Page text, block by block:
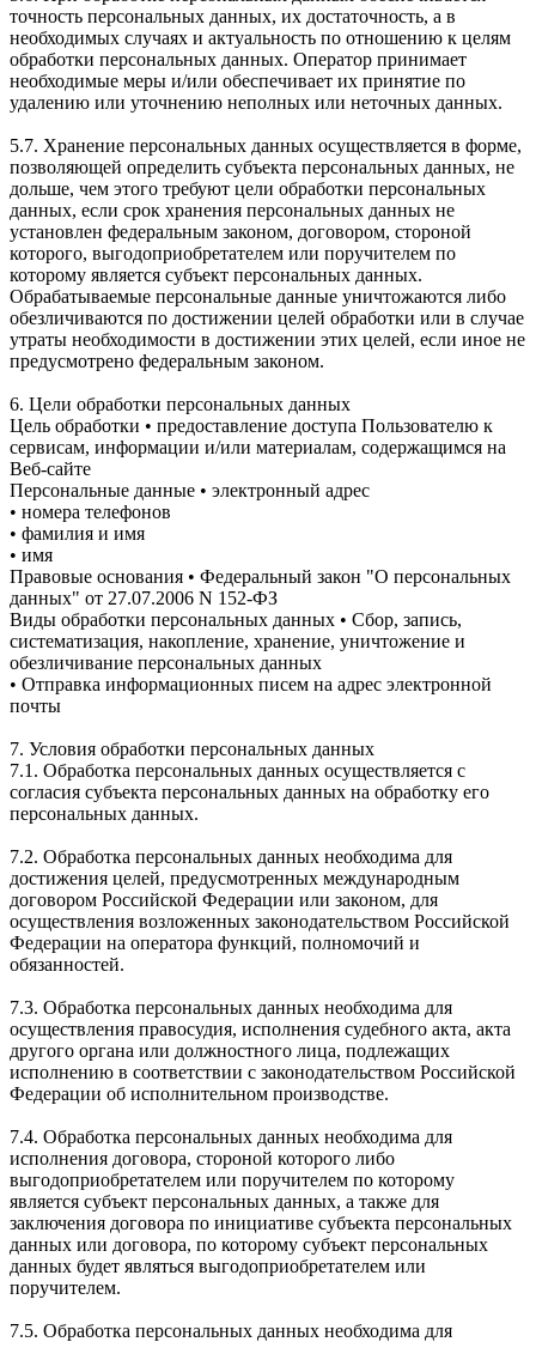
точность персональных данных, их достаточность, а в
необходимых случаях и актуальность по отношению к целям
обработки персональных данных. Оператор принимает
необходимые меры и/или обеспечивает их принятие по
удалению или уточнению неполных или неточных данных.
5.7. Хранение персональных данных осуществляется в форме,
позволяющей определить субъекта персональных данных, не
дольше, чем этого требуют цели обработки персональных
данных, если срок хранения персональных данных не
установлен федеральным законом, договором, стороной
которого, выгодоприобретателем или поручителем по
которому является субъект персональных данных.
Обрабатываемые персональные данные уничтожаются либо
обезличиваются по достижении целей обработки или в случае
утраты необходимости в достижении этих целей, если иное не
предусмотрено федеральным законом.
6. Цели обработки персональных данных
Цель обработки • предоставление доступа Пользователю к
сервисам, информации и/или материалам, содержащимся на
Веб-сайте
Персональные данные • электронный адрес
• номера телефонов
• фамилия и имя
• имя
Правовые основания • Федеральный закон "О персональных
данных" от 27.07.2006 N 152-ФЗ
Виды обработки персональных данных • Сбор, запись,
систематизация, накопление, хранение, уничтожение и
обезличивание персональных данных
• Отправка информационных писем на адрес электронной
почты
7. Условия обработки персональных данных
7.1. Обработка персональных данных осуществляется с
согласия субъекта персональных данных на обработку его
персональных данных.
7.2. Обработка персональных данных необходима для
достижения целей, предусмотренных международным
договором Российской Федерации или законом, для
осуществления возложенных законодательством Российской
Федерации на оператора функций, полномочий и
обязанностей.
7.3. Обработка персональных данных необходима для
осуществления правосудия, исполнения судебного акта, акта
другого органа или должностного лица, подлежащих
исполнению в соответствии с законодательством Российской
Федерации об исполнительном производстве.
7.4. Обработка персональных данных необходима для
исполнения договора, стороной которого либо
выгодоприобретателем или поручителем по которому
является субъект персональных данных, а также для
заключения договора по инициативе субъекта персональных
данных или договора, по которому субъект персональных
данных будет являться выгодоприобретателем или
поручителем.
7.5. Обработка персональных данных необходима для